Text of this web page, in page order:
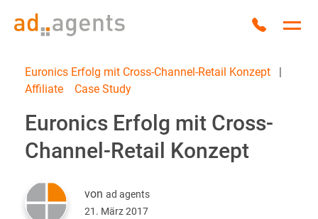
Anrufen
Euronics Erfolg mit Cross-Channel-Retail Konzept |
Affiliate
Case Study
Euronics Erfolg mit Cross-
Channel-Retail Konzept
von ad agents
21. März 2017